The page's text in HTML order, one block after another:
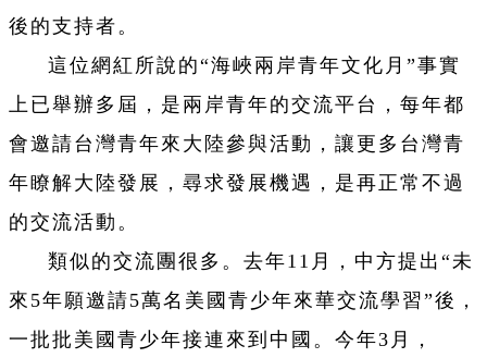
後的支持者。
這位網紅所說的“海峽兩岸青年文化月”事實
上已舉辦多屆，是兩岸青年的交流平台，每年都
會邀請台灣青年來大陸參與活動，讓更多台灣青
年瞭解大陸發展，尋求發展機遇，是再正常不過
的交流活動。
類似的交流團很多。去年11月，中方提出“未
來5年願邀請5萬名美國青少年來華交流學習”後，
一批批美國青少年接連來到中國。今年3月，